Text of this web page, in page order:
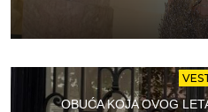
OBUĆA KOJA OVOG